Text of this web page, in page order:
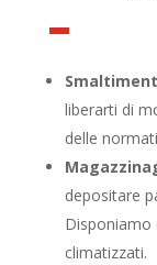
liberarti di
delle
depositare
Disponiamo
climatizzati.